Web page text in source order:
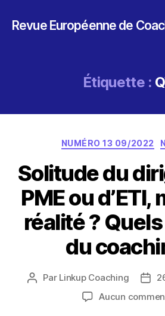
Revue Européenne de
Étiquette :
NUMÉRO 13 09/2022
Solitude du
PME ou d’ETI,
réalité ?
du
Auteur
Par Linkup Coaching
Date
Aucun